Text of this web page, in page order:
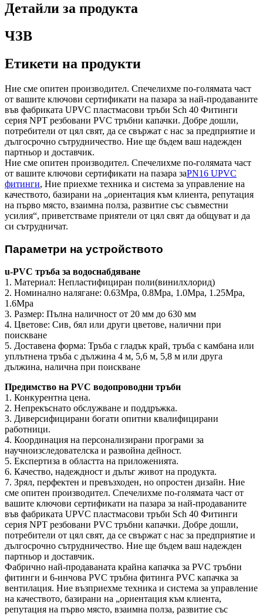
Детайли за продукта
ЧЗВ
Етикети на продукти
Ние сме опитен производител. Спечелихме по-голямата част
от вашите ключови сертификати на пазара за най-продаваните
във фабриката UPVC пластмасови тръби Sch 40 Фитинги
серия NPT резбовани PVC тръбни капачки. Добре дошли,
потребители от цял ​​свят, да се свържат с нас за предприятие и
дългосрочно сътрудничество. Ние ще бъдем ваш надежден
партньор и доставчик.
Ние сме опитен производител. Спечелихме по-голямата част
от вашите ключови сертификати на пазара заPN16 UPVC
фитинги, Ние приехме техника и система за управление на
качеството, базирани на „ориентация към клиента, репутация
на първо място, взаимна полза, развитие със съвместни
усилия“, приветстваме приятели от цял ​​свят да общуват и да
си сътрудничат.
Параметри на устройството
u-PVC тръба за водоснабдяване
1. Материал: Непластифициран поли(винилхлорид)
2. Номинално налягане: 0.63Mpa, 0.8Mpa, 1.0Mpa, 1.25Mpa,
1.6Mpa
3. Размер: Пълна наличност от 20 мм до 630 мм
4. Цветове: Сив, бял или други цветове, налични при
поискване
5. Доставена форма: Тръба с гладък край, тръба с камбана или
уплътнена тръба с дължина 4 м, 5,6 м, 5,8 м или друга
дължина, налична при поискване
Предимство на PVC водопроводни тръби
1. Конкурентна цена.
2. Непрекъснато обслужване и поддръжка.
3. Диверсифицирани богати опитни квалифицирани
работници.
4. Координация на персонализирани програми за
научноизследователска и развойна дейност.
5. Експертиза в областта на приложенията.
6. Качество, надеждност и дълъг живот на продукта.
7. Зрял, перфектен и превъзходен, но опростен дизайн. Ние
сме опитен производител. Спечелихме по-голямата част от
вашите ключови сертификати на пазара за най-продаваните
във фабриката UPVC пластмасови тръби Sch 40 Фитинги
серия NPT резбовани PVC тръбни капачки. Добре дошли,
потребители от цял ​​свят, да се свържат с нас за предприятие и
дългосрочно сътрудничество. Ние ще бъдем ваш надежден
партньор и доставчик.
Фабрично най-продаваната крайна капачка за PVC тръбни
фитинги и 6-инчова PVC тръбна фитинга PVC капачка за
вентилация. Ние възприехме техника и система за управление
на качеството, базирани на „ориентация към клиента,
репутация на първо място, взаимна полза, развитие със